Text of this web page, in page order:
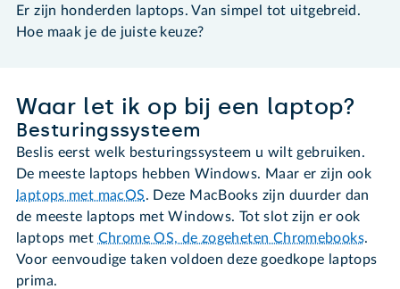
Er zijn honderden laptops. Van simpel tot uitgebreid.
Hoe maak je de juiste keuze?
Waar let ik op bij een laptop?
Besturingssysteem
Beslis eerst welk besturingssysteem u wilt gebruiken.
De meeste laptops hebben Windows. Maar er zijn ook
laptops met macOS. Deze MacBooks zijn duurder dan
de meeste laptops met Windows. Tot slot zijn er ook
laptops met Chrome OS, de zogeheten Chromebooks.
Voor eenvoudige taken voldoen deze goedkope laptops
prima.